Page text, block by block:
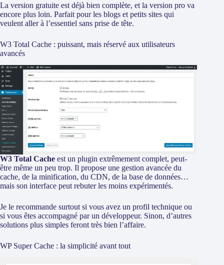
La version gratuite est déjà bien complète, et la version pro va
encore plus loin. Parfait pour les blogs et petits sites qui
veulent aller à l’essentiel sans prise de tête.
W3 Total Cache : puissant, mais réservé aux utilisateurs
avancés
W3 Total Cache est un plugin extrêmement complet, peut-
être même un peu trop. Il propose une gestion avancée du
cache, de la minification, du CDN, de la base de données…
mais son interface peut rebuter les moins expérimentés.
Je le recommande surtout si vous avez un profil technique ou
si vous êtes accompagné par un développeur. Sinon, d’autres
solutions plus simples feront très bien l’affaire.
WP Super Cache : la simplicité avant tout